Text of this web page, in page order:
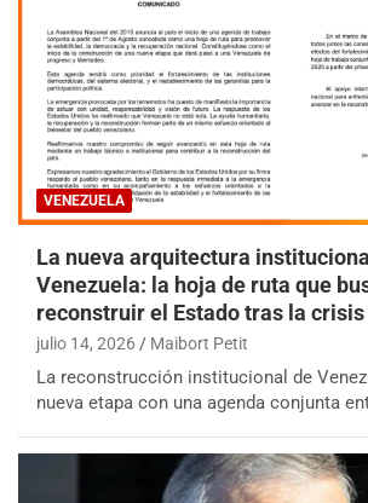
VENEZUELA
La nueva arquitectura
Venezuela: la hoja de ruta que
reconstruir el Estado tras la crisis
julio 14, 2026 Maibort Petit
La reconstrucción institucional de
nueva etapa con una agenda conjunta